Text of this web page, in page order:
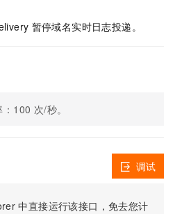
暂停域名实时日志投递。
100 次/秒。
中直接运行该接口，免去您计
调试